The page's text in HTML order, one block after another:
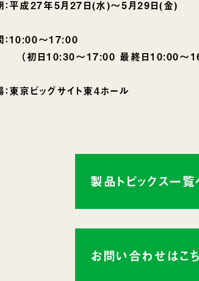
成27年5月27日(水)〜5月29日(金)
〜17:00
〜17:00 最終日10:00〜
京ビッグサイト東4ホール
製品トピックス一覧
お問い合わせはこ